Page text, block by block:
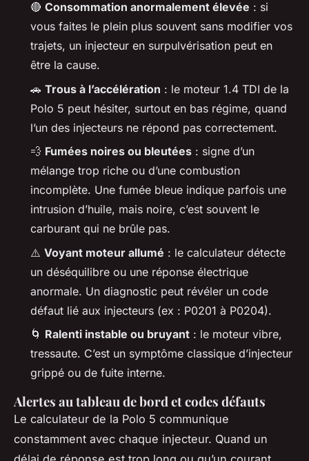
🔴 Consommation anormalement élevée : si
vous faites le plein plus souvent sans modifier vos
trajets, un injecteur en surpulvérisation peut en
être la cause.
🚗 Trous à l’accélération : le moteur 1.4 TDI de la
Polo 5 peut hésiter, surtout en bas régime, quand
l’un des injecteurs ne répond pas correctement.
💨 Fumées noires ou bleutées : signe d’un
mélange trop riche ou d’une combustion
incomplète. Une fumée bleue indique parfois une
intrusion d’huile, mais noire, c’est souvent le
carburant qui ne brûle pas.
⚠️ Voyant moteur allumé : le calculateur détecte
un déséquilibre ou une réponse électrique
anormale. Un diagnostic peut révéler un code
défaut lié aux injecteurs (ex : P0201 à P0204).
🌀 Ralenti instable ou bruyant : le moteur vibre,
tressaute. C’est un symptôme classique d’injecteur
grippé ou de fuite interne.
Alertes au tableau de bord et codes défauts
Le calculateur de la Polo 5 communique
constamment avec chaque injecteur. Quand un